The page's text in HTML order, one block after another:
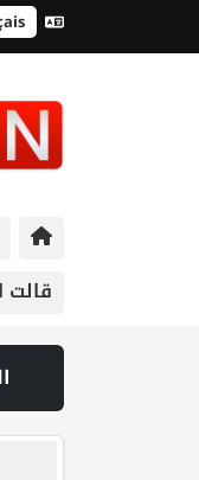
قالت
هجوم للمستوطنين بالخليل وشرق نابلس | مقتل جنديين إسرائيليين بانفجار